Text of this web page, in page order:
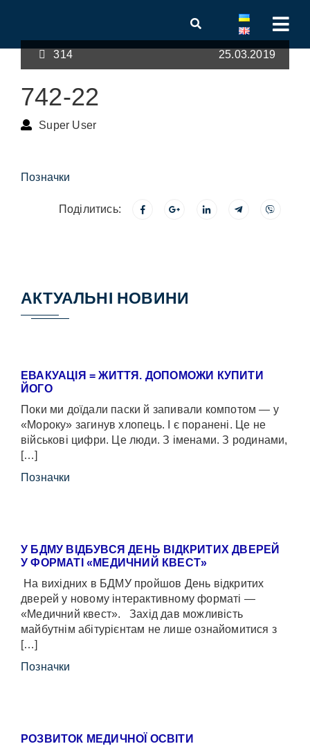
314 25.03.2019
742-22
Super User
Позначки
Поділитись:
АКТУАЛЬНІ НОВИНИ
ЕВАКУАЦІЯ = ЖИТТЯ. ДОПОМОЖИ КУПИТИ
ЙОГО
Поки ми доїдали паски й запивали компотом — у
«Мороку» загинув хлопець. І є поранені. Це не
військові цифри. Це люди. З іменами. З родинами,
[…]
Позначки
У БДМУ ВІДБУВСЯ ДЕНЬ ВІДКРИТИХ ДВЕРЕЙ
У ФОРМАТІ «МЕДИЧНИЙ КВЕСТ»
На вихідних в БДМУ пройшов День відкритих
дверей у новому інтерактивному форматі —
«Медичний квест». Захід дав можливість
майбутнім абітурієнтам не лише ознайомитися з
[…]
Позначки
РОЗВИТОК МЕДИЧНОЇ ОСВІТИ